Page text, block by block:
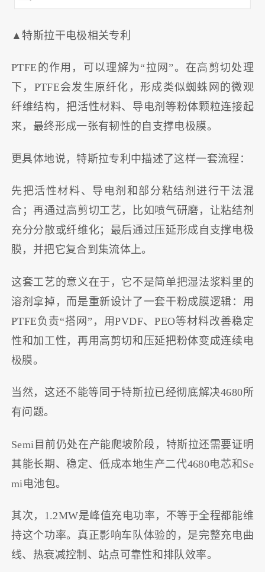
▲特斯拉干电极相关专利
PTFE的作用，可以理解为“拉网”。在高剪切处理
下，PTFE会发生原纤化，形成类似蜘蛛网的微观
纤维结构，把活性材料、导电剂等粉体颗粒连接起
来，最终形成一张有韧性的自支撑电极膜。
更具体地说，特斯拉专利中描述了这样一套流程：
先把活性材料、导电剂和部分粘结剂进行干法混
合；再通过高剪切工艺，比如喷气研磨，让粘结剂
充分分散或纤维化；最后通过压延形成自支撑电极
膜，并把它复合到集流体上。
这套工艺的意义在于，它不是简单把湿法浆料里的
溶剂拿掉，而是重新设计了一套干粉成膜逻辑：用
PTFE负责“搭网”，用PVDF、PEO等材料改善稳定
性和加工性，再用高剪切和压延把粉体变成连续电
极膜。
当然，这还不能等同于特斯拉已经彻底解决4680所
有问题。
Semi目前仍处在产能爬坡阶段，特斯拉还需要证明
其能长期、稳定、低成本地生产二代4680电芯和Se
mi电池包。
其次，1.2MW是峰值充电功率，不等于全程都能维
持这个功率。真正影响车队体验的，是完整充电曲
线、热衰减控制、站点可靠性和排队效率。